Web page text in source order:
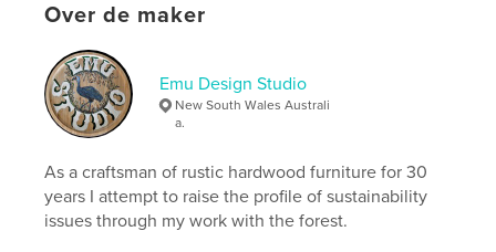
Over de maker
Emu Design Studio
New South Wales Australi
a.
As a craftsman of rustic hardwood furniture for 30
years I attempt to raise the profile of sustainability
issues through my work with the forest.